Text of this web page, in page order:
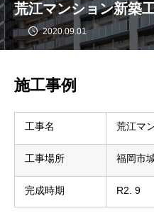
荒江マンション新築
2020.09.01
施工事例
工事名 荒江マ
工事場所 福岡市
完成時期 R2. 9